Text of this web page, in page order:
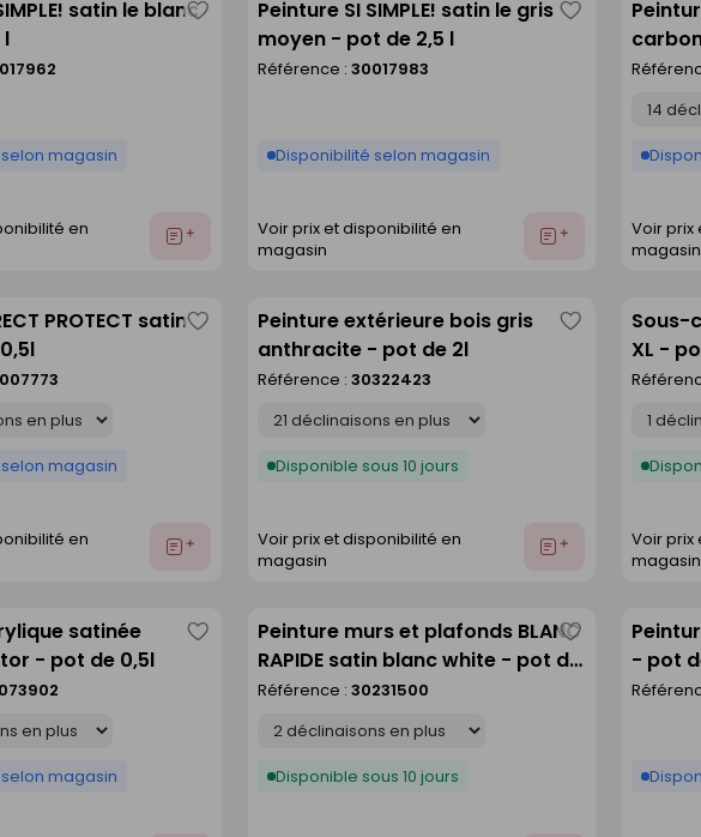
satin le blanc
l
magasin
en
Ajouter
Enregistrer
comme
Peinture SI SIMPLE! satin le gris
moyen - pot de 2,5 l
Référence : 30017983
Disponibilité selon magasin
Voir prix et disponibilité en
magasin
Ajouter
Enregistrer
comme
Voir prix
magasin
PROTECT satin
magasin
en
Ajouter
Enregistrer
comme
Peinture extérieure bois gris
anthracite - pot de 2l
Référence : 30322423
Disponible sous 10 jours
Voir prix et disponibilité en
magasin
Ajouter
Enregistrer
comme
Sous-
XL -
Voir prix
magasin
satinée
- pot de 0,5l
magasin
Enregistrer
comme
Peinture murs et plafonds BLANC
RAPIDE satin blanc white - pot de
12l
Référence : 30231500
Disponible sous 10 jours
Enregistrer
comme- pot